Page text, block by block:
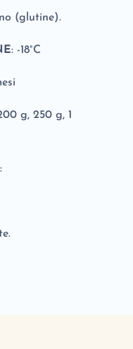
(glutine).
: -18°C
g, 250 g, 1
: